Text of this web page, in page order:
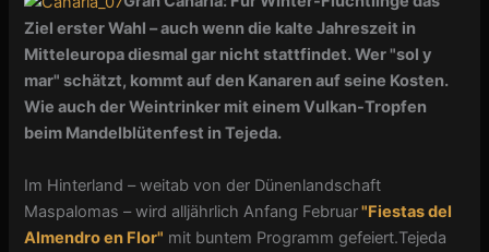
Ziel erster Wahl – auch wenn die kalte Jahreszeit in
Mitteleuropa diesmal gar nicht stattfindet. Wer "sol y
mar" schätzt, kommt auf den Kanaren auf seine Kosten.
Wie auch der Weintrinker mit einem Vulkan-Tropfen
beim Mandelblütenfest in Tejeda.
Im Hinterland – weitab von der Dünenlandschaft
Maspalomas – wird alljährlich Anfang Februar"Fiestas del
Almendro en Flor" mit buntem Programm gefeiert.Tejeda